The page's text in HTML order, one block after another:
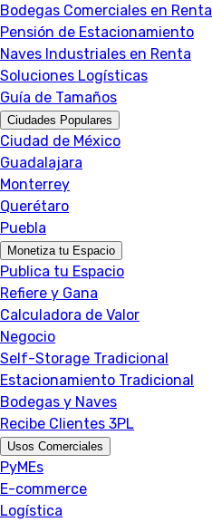
Bodegas Comerciales en Renta
Pensión de Estacionamiento
Naves Industriales en Renta
Soluciones Logísticas
Guía de Tamaños
Ciudades Populares
Ciudad de México
Guadalajara
Monterrey
Querétaro
Puebla
Monetiza tu Espacio
Publica tu Espacio
Refiere y Gana
Calculadora de Valor
Negocio
Self-Storage Tradicional
Estacionamiento Tradicional
Bodegas y Naves
Recibe Clientes 3PL
Usos Comerciales
PyMEs
E-commerce
Logística